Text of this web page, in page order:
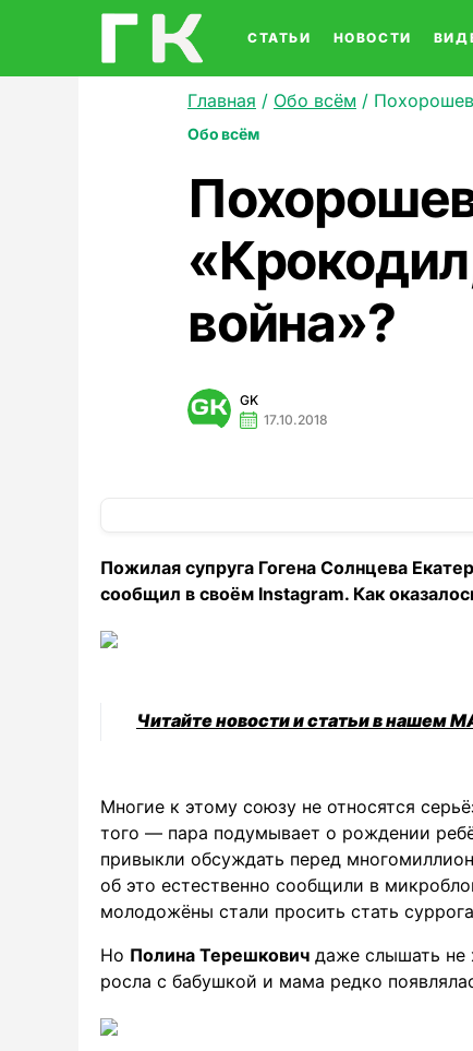
СТАТЬИ НОВОСТИ
Главная / Обо всём /
Обо всём
война»?
GK
17.10.2018
Пожилая супруга Гогена Солнцева
сообщил в своём Instagram. Как
Читайте новости и статьи в нашем
Многие к этому союзу не относятся
того — пара подумывает о рождении
привыкли обсуждать перед
об это естественно сообщили в
молодожёны стали просить стать
Но Полина Терешкович даже слышать не
росла с бабушкой и мама редко